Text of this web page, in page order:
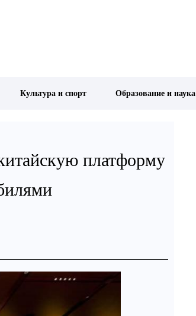
Культура и спорт Образование и наука
платформу